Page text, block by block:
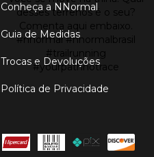
Conheça a NNormal
Guia de Medidas
Trocas e Devoluções
Política de Privacidade